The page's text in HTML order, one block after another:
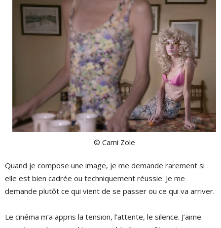
© Cami Zole
Quand je compose une image, je me demande rarement si
elle est bien cadrée ou techniquement réussie. Je me
demande plutôt ce qui vient de se passer ou ce qui va arriver.
Le cinéma m’a appris la tension, l’attente, le silence. J’aime